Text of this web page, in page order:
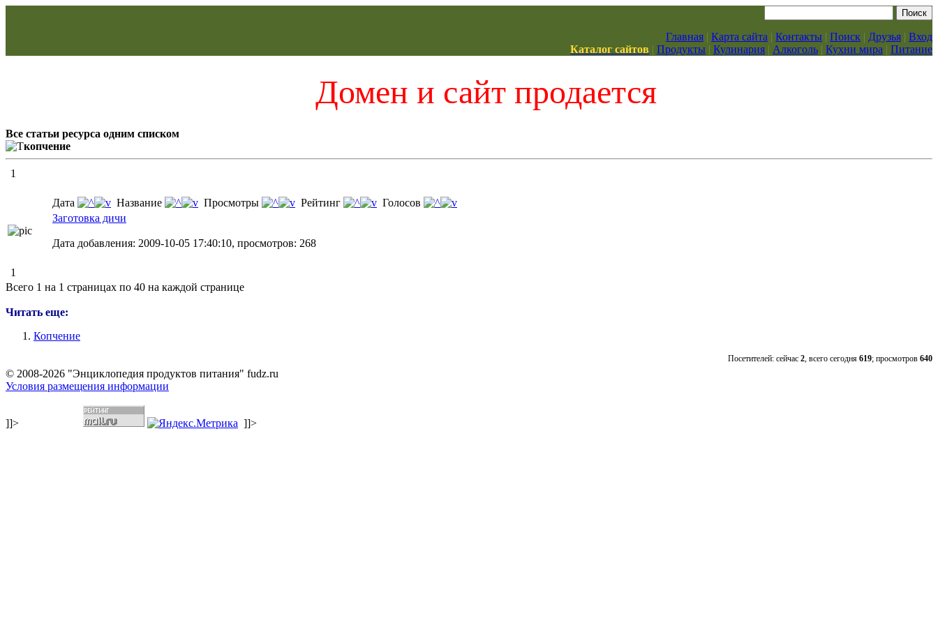
Главная | Карта сайта | Контакты | Поиск | Друзья | Вход
Каталог сайтов | Продукты | Кулинария | Алкоголь | Кухни мира | Питание
Домен и сайт продается
Все статьи ресурса одним списком
копчение
1
Дата Название Просмотры Рейтинг
Голосов
Заготовка дичи
Дата добавления: 2009-10-05 17:40:10, просмотров: 268
1
Всего 1 на 1 страницах по 40 на каждой странице
Читать еще:
Копчение
Посетителей: сейчас 2, всего сегодня 619; просмотров 640
© 2008-2026 "Энциклопедия продуктов питания" fudz.ru
Условия размещения информации
]]> ]]>